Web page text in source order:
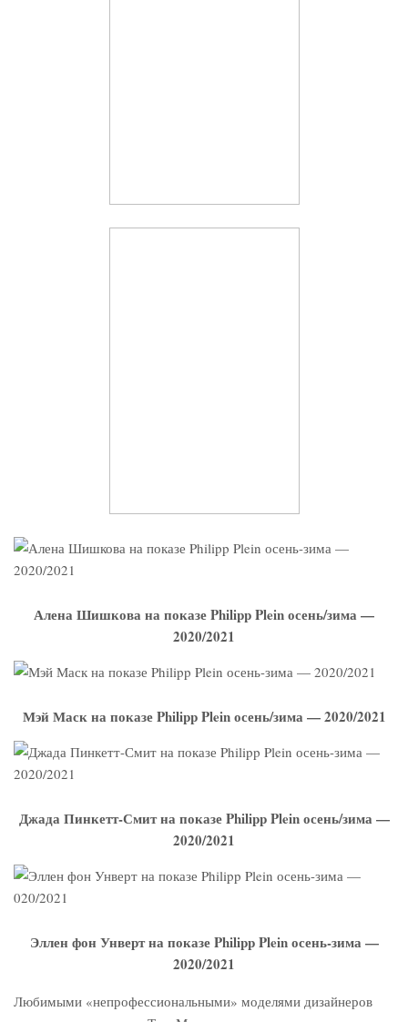
Алена Шишкова на показе Philipp Plein осень/зима —
2020/2021
Мэй Маск на показе Philipp Plein осень/зима — 2020/2021
Джада Пинкетт-Смит на показе Philipp Plein осень/зима —
2020/2021
Эллен фон Унверт на показе Philipp Plein осень-зима —
2020/2021
Любимыми «непрофессиональными» моделями дизайнеров